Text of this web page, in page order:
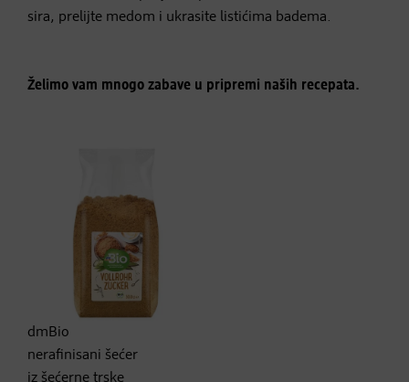
sira, prelijte medom i ukrasite listićima badema.
Želimo vam mnogo zabave u pripremi naših recepata.
dmBio
nerafinisani šećer
iz šećerne trske